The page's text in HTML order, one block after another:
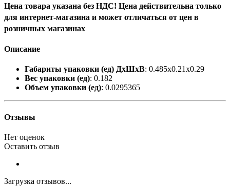
Цена товара указана без НДС! Цена действительна только
для интернет-магазина и может отличаться от цен в
розничных магазинах
Описание
Габариты упаковки (ед) ДхШхВ: 0.485x0.21x0.29
Вес упаковки (ед): 0.182
Объем упаковки (ед): 0.0295365
Отзывы
Нет оценок
Оставить отзыв
Загрузка отзывов...